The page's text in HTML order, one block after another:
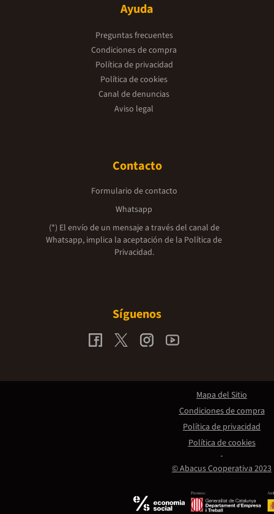
Ayuda
Preguntas frecuentes
Condiciones de compra
Política de privacidad
Política de cookies
Canal de denuncias
Aviso legal
Contacto
Formulario de contacto
Whatsapp
(*) El envío de un mensaje a través del canal de
Whatsapp, implica la aceptación de la Política de
Privacidad.
Síguenos
Promou:
© Abacus Cooperativa 2023
Mapa del Sitio
Condiciones de compra
Política de privacidad
Política de cookies